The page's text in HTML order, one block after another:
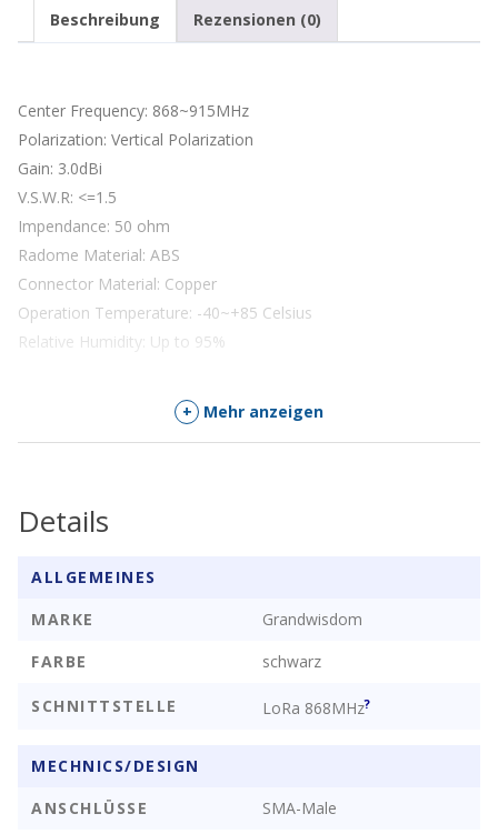
die
dieses
Produkt
kommen
Beschreibung Rezensionen (0)
Center Frequency: 868~915MHz
Polarization: Vertical Polarization
Gain: 3.0dBi
V.S.W.R: <=1.5
Impendance: 50 ohm
Radome Material: ABS
Connector Material: Copper
Operation Temperature: -40~+85 Celsius
Relative Humidity: Up to 95%
+ Mehr anzeigen
Details
ALLGEMEINES
MARKE
Grandwisdom
FARBE
schwarz
SCHNITTSTELLE LoRa 868MHz?
MECHNICS/DESIGN
ANSCHLÜSSE
SMA-Male